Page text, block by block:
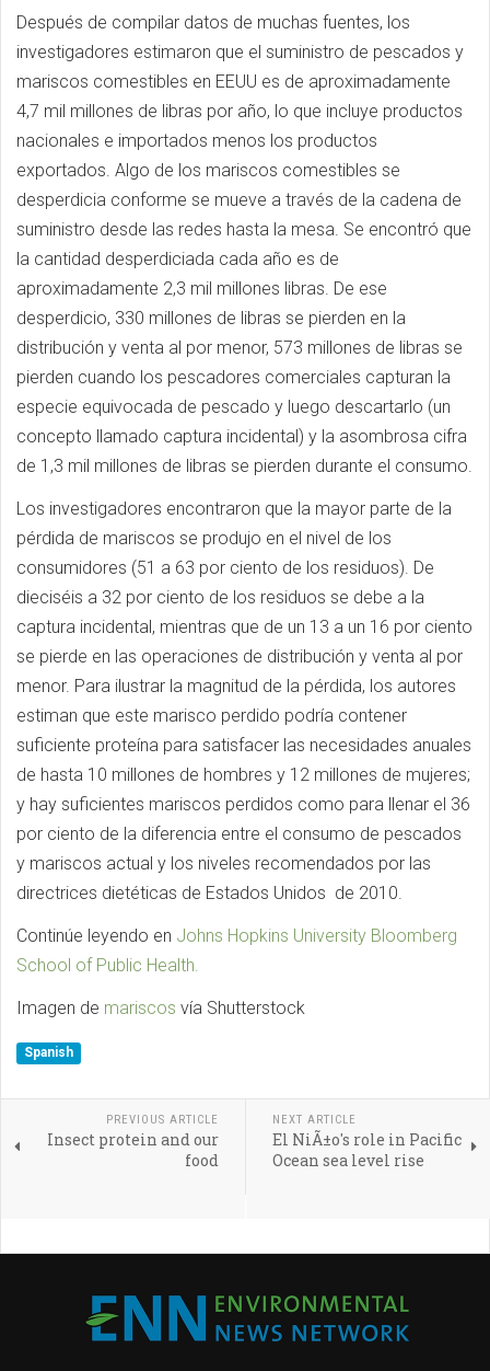
Después de compilar datos de muchas fuentes, los
investigadores estimaron que el suministro de pescados y
mariscos comestibles en EEUU es de aproximadamente
4,7 mil millones de libras por año, lo que incluye productos
nacionales e importados menos los productos
exportados. Algo de los mariscos comestibles se
desperdicia conforme se mueve a través de la cadena de
suministro desde las redes hasta la mesa. Se encontró que
la cantidad desperdiciada cada año es de
aproximadamente 2,3 mil millones libras. De ese
desperdicio, 330 millones de libras se pierden en la
distribución y venta al por menor, 573 millones de libras se
pierden cuando los pescadores comerciales capturan la
especie equivocada de pescado y luego descartarlo (un
concepto llamado captura incidental) y la asombrosa cifra
de 1,3 mil millones de libras se pierden durante el consumo.
Los investigadores encontraron que la mayor parte de la
pérdida de mariscos se produjo en el nivel de los
consumidores (51 a 63 por ciento de los residuos). De
dieciséis a 32 por ciento de los residuos se debe a la
captura incidental, mientras que de un 13 a un 16 por ciento
se pierde en las operaciones de distribución y venta al por
menor. Para ilustrar la magnitud de la pérdida, los autores
estiman que este marisco perdido podría contener
suficiente proteína para satisfacer las necesidades anuales
de hasta 10 millones de hombres y 12 millones de mujeres;
y hay suficientes mariscos perdidos como para llenar el 36
por ciento de la diferencia entre el consumo de pescados
y mariscos actual y los niveles recomendados por las
directrices dietéticas de Estados Unidos de 2010.
Continúe leyendo en Johns Hopkins University Bloomberg
School of Public Health.
Imagen de mariscos vía Shutterstock
Spanish
PREVIOUS ARTICLE
Insect protein and our
food
NEXT ARTICLE
El NiÃ±o's role in Pacific
Ocean sea level rise